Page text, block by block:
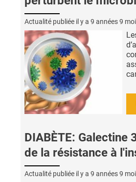
Actualité publiée il y a 9 années 9
DIABÈTE: Galectine
de la résistance à
Actualité publiée il y a 9 années 9